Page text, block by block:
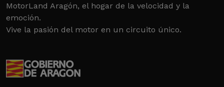
MotorLand Aragón, el hogar de la velocidad y la
emoción.
Vive la pasión del motor en un circuito único.